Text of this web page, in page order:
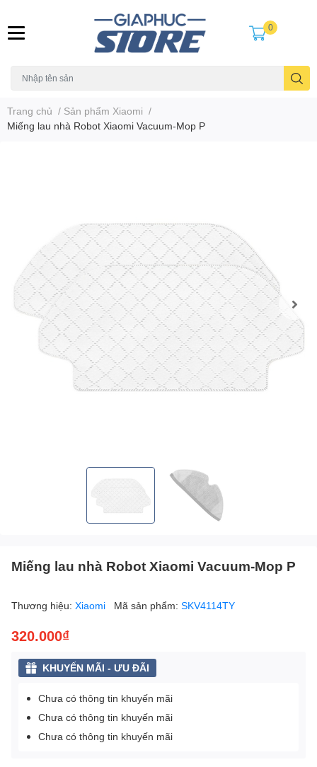
0
Trang chủ / Sản phẩm Xiaomi /
Miếng lau nhà Robot Xiaomi Vacuum-Mop P
Miếng lau nhà Robot Xiaomi Vacuum-Mop P
Thương hiệu: Xiaomi Mã sản phẩm: SKV4114TY
320.000₫
KHUYẾN MÃI - ƯU ĐÃI
Chưa có thông tin khuyến mãi
Chưa có thông tin khuyến mãi
Chưa có thông tin khuyến mãi